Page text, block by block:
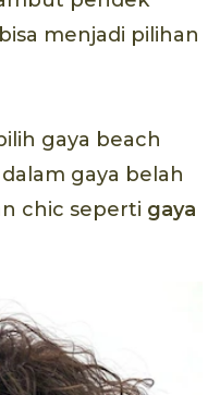
menjadi pilihan
gaya beach
gaya belah
chic seperti gaya